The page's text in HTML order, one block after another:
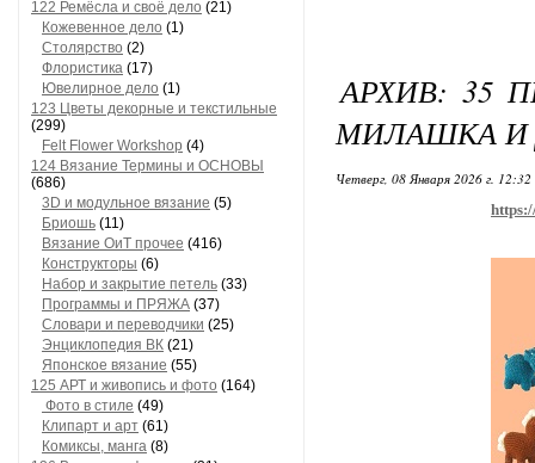
122 Ремёсла и своё дело (21)
Кожевенное дело (1)
Столярство (2)
Флористика (17)
Ювелирное дело (1)
123 Цветы декорные и текстильные
(299)
Felt Flower Workshop (4)
124 Вязание Термины и ОСНОВЫ
(686)
3D и модульное вязание (5)
Бриошь (11)
Вязание ОиТ прочее (416)
Конструкторы (6)
Набор и закрытие петель (33)
Программы и ПРЯЖА (37)
Словари и переводчики (25)
Энциклопедия ВК (21)
Японское вязание (55)
125 АРТ и живопись и фото (164)
Фото в стиле (49)
Клипарт и арт (61)
Комиксы, манга (8)
АРХИВ: 35
МИЛАШКА И
Четверг, 08 Января 2026 г. 12:32